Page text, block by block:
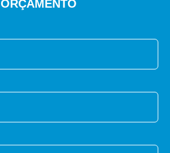
ORÇAMENTO